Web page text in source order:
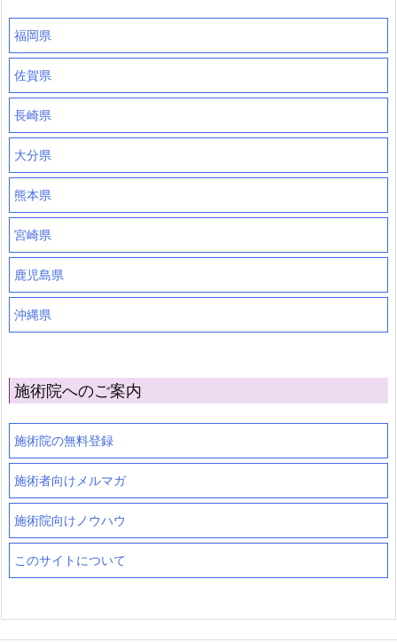
福岡県
佐賀県
長崎県
大分県
熊本県
宮崎県
鹿児島県
沖縄県
施術院へのご案内
施術院の無料登録
施術者向けメルマガ
施術院向けノウハウ
このサイトについて